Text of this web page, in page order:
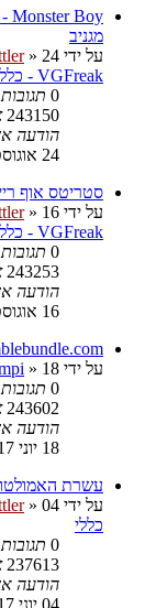
מגניב
על ידי
» 24 אוגוסט 2017, 14:07
VGFreak - כללי
0 תגובות
243150
הודעה
24 אוגוסט 2017, 14:07
סטריטס אוף
על ידי
» 16 אוגוסט 2017, 10:16
VGFreak - כללי
0 תגובות
243253
הודעה
16 אוגוסט 2017, 10:16
על ידי
» 18 יוני 2017, 01:31
0 תגובות
243602
הודעה
18 יוני 2017, 01:31
עשרת האמולטורים
על ידי
» 04 יוני 2017, 13:37
כללי
0 תגובות
237613
הודעה